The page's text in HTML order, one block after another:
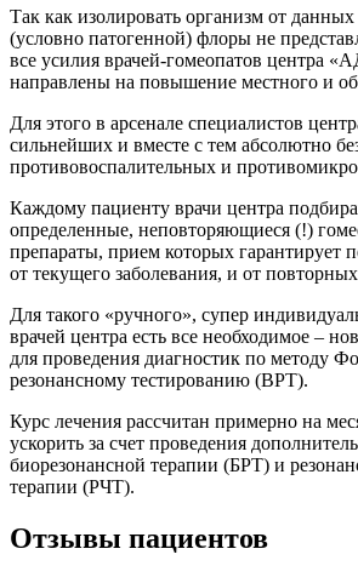
Так как изолировать организм от
(условно патогенной) флоры не
все усилия врачей-гомеопатов центра
направлены на повышение местного и
Для этого в арсенале специалистов
сильнейших и вместе с тем абсолютно
противовоспалительных и
Каждому пациенту врачи центра
определенные, неповторяющиеся (!)
препараты, прием которых гарантирует
от текущего заболевания, и от
Для такого «ручного», супер
врачей центра есть все необходимое –
для проведения диагностик по методу
резонансному тестированию (ВРТ).
Курс лечения рассчитан примерно на
ускорить за счет проведения
биорезонансной терапии (БРТ) и
терапии (РЧТ).
Отзывы пациентов